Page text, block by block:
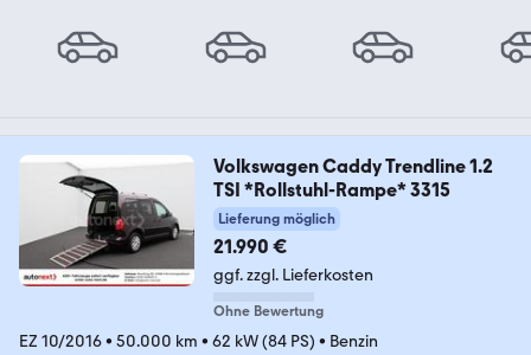
Volkswagen Caddy Trendline 1.2
TSI *Rollstuhl-Rampe* 3315
Lieferung möglich
21.990 €
ggf. zzgl. Lieferkosten
Ohne Bewertung
EZ 10/2016• 50.000 km • 62 kW (84 PS) • Benzin